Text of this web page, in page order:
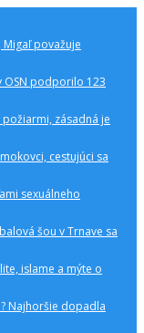
Migaľ považuje
OSN podporilo 123
zásadná je
cestujúci sa
sexuálneho
šou v Trnave sa
islame a mýte o
Najhoršie dopadla